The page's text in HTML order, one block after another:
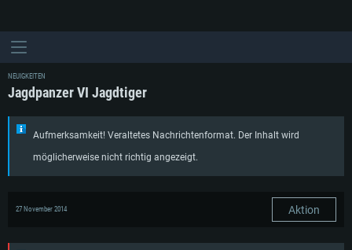
NEUIGKEITEN
Jagdpanzer VI Jagdtiger
Aufmerksamkeit! Veraltetes Nachrichtenformat. Der Inhalt wird
möglicherweise nicht richtig angezeigt.
27 November 2014 Aktion